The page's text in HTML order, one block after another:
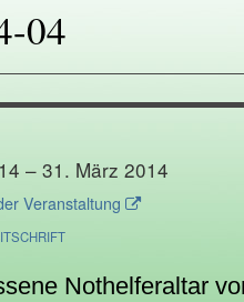
04
– 31. März 2014
Veranstaltung
Nothelferaltar